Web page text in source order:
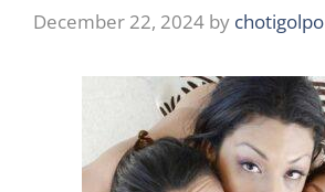
December 22, 2024 by chotigolpo